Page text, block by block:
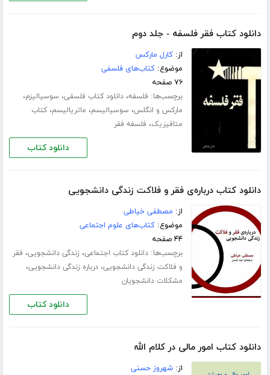
دانلود کتاب فقر فلسفه - جلد دوم
از:کارل مارکس
موضوع:کتاب‌های فلسفی
۷۶ صفحه
برچسب‌ها: فلسفه،دانلود کتاب فلسفی، سوسیالیزم،
مارکس و انگلس، سوسیالیسم، ماتریالیسم،کتاب
متافیزیک، فلسفه فقر
دانلود کتاب
دانلود کتاب درباره‌ی فقر و فلاکت زندگی دانشجویی
از: مصطفی خیاطی
موضوع:کتاب‌های علوم اجتماعی
۴۴ صفحه
برچسب‌ها:دانلود کتاب اجتماعی، زندگی دانشجویی، فقر
و فلاکت زندگی دانشجویی،درباره زندگی دانشجویی،
مشکلات دانشجویان
دانلود کتاب
دانلود کتاب امور مالی در کلام الله
از:شهروز حسنی